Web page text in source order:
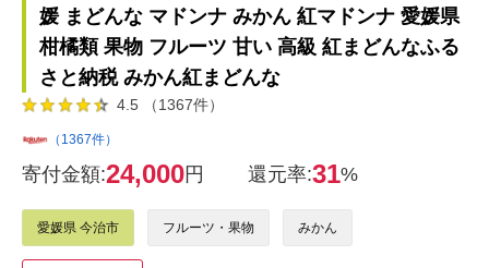
媛 まどんな マドンナ みかん 紅マドンナ 愛媛県
柑橘類 果物 フルーツ 甘い 高級 紅まどんなふる
さと納税 みかん紅まどんな
4.5 （1367件）
（1367件）
寄付金額:24,000円 還元率:31%
愛媛県 今治市 フルーツ・果物 みかん